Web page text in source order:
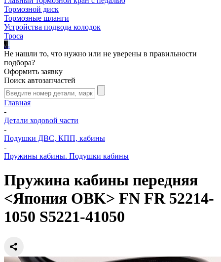
Тормозной диск
Тормозные шланги
Устройства подвода колодок
Троса
...
Не нашли то, что нужно или не уверены в правильности
подбора?
Оформить заявку
Поиск автозапчастей
Главная
-
Детали ходовой части
-
Подушки ДВС, КПП, кабины
-
Пружины кабины. Подушки кабины
Пружина кабины передняя
<Япония OBK> FN FR 52214-
1050 S5221-41050